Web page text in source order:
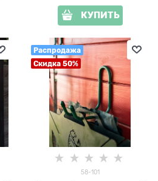
КУПИТЬ
Распродажа
Скидка 50%
58-101